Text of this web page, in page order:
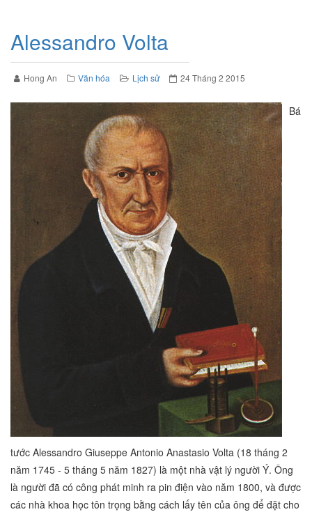
Alessandro Volta
Hong An Văn hóa Lịch sử 24 Tháng 2 2015
Bá
tước Alessandro Giuseppe Antonio Anastasio Volta (18 tháng 2
năm 1745 - 5 tháng 5 năm 1827) là một nhà vật lý người Ý. Ông
là người đã có công phát minh ra pin điện vào năm 1800, và được
các nhà khoa học tôn trọng bằng cách lấy tên của ông để đặt cho